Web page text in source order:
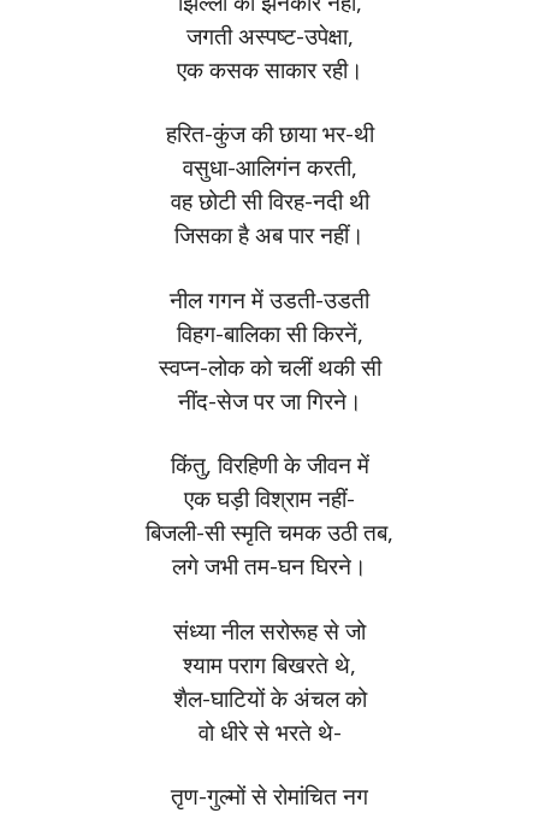
जगती अस्पष्ट-उपेक्षा,
एक कसक साकार रही।
हरित-कुंज की छाया भर-थी
वसुधा-आलिगंन करती,
वह छोटी सी विरह-नदी थी
जिसका है अब पार नहीं।
नील गगन में उडती-उडती
विहग-बालिका सी किरनें,
स्वप्न-लोक को चलीं थकी सी
नींद-सेज पर जा गिरने।
किंतु, विरहिणी के जीवन में
एक घड़ी विश्राम नहीं-
बिजली-सी स्मृति चमक उठी तब,
लगे जभी तम-घन घिरने।
संध्या नील सरोरूह से जो
श्याम पराग बिखरते थे,
शैल-घाटियों के अंचल को
वो धीरे से भरते थे-
तृण-गुल्मों से रोमांचित नग